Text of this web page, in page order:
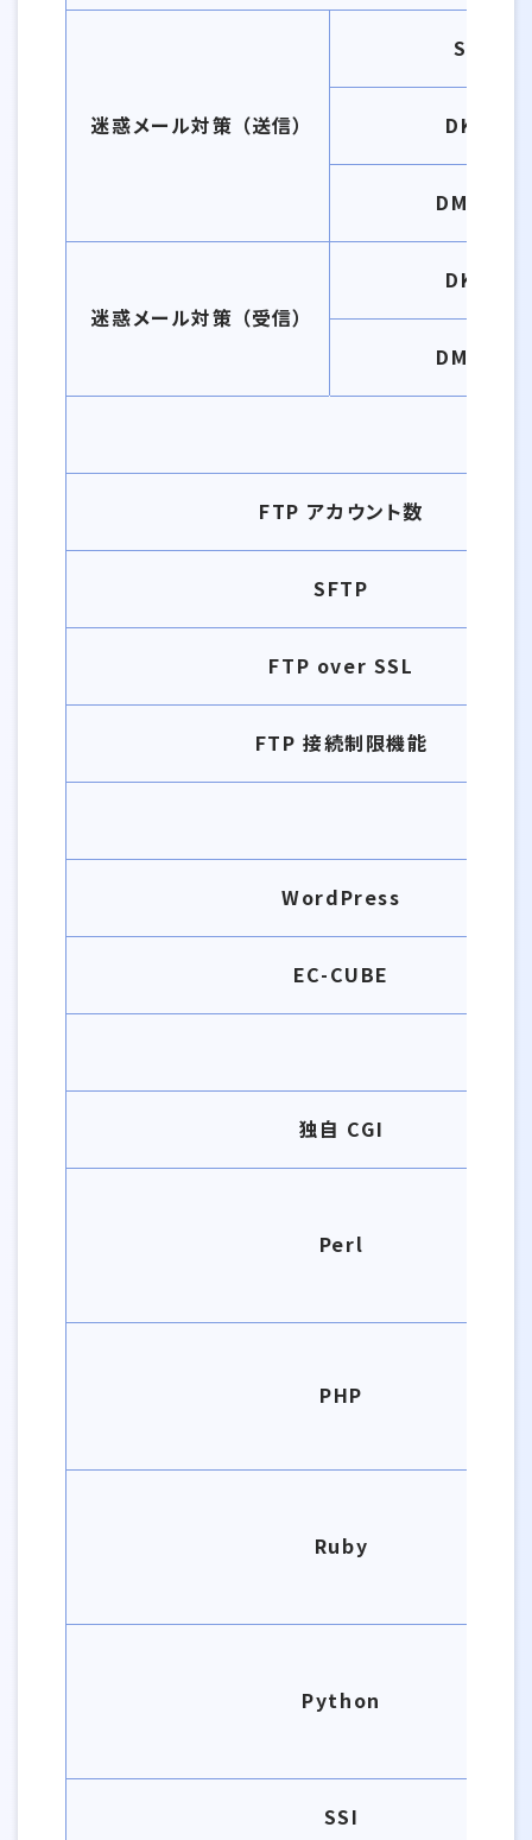
迷惑メール対策 （送信）
SPF
DKIM
DMARC
迷惑メール対策 （受信）
DKIM
DMARC
FTP アカウント数
SFTP
FTP over SSL
FTP 接続制限機能
WordPress
EC-CUBE
独自 CGI
Perl
PHP
Ruby
Python
SSI